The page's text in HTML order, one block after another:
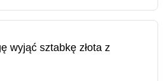
razie potrzeby możesz
pocztowej.
wyjąć sztabkę złota z